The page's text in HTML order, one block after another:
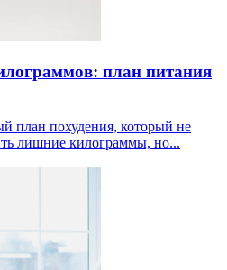
план питания
план похудения, который не
лишние килограммы, но...